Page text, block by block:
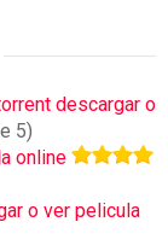
descargar o
5)
online
o ver pelicula